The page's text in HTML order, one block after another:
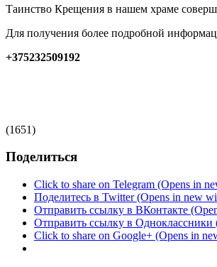
Таинство Крещения в нашем храме
Для получения более подробной
+375232509192
(1651)
Поделиться
Click to share on Telegram (Opens in
Поделитесь в Twitter (Opens in new
Отправить ссылку в ВКонтакте
Отправить ссылку в
Click to share on Google+ (Opens in